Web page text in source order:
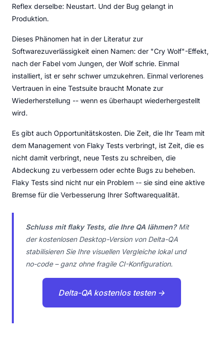
Reflex derselbe: Neustart. Und der Bug gelangt in
Produktion.
Dieses Phänomen hat in der Literatur zur
Softwarezuverlässigkeit einen Namen: der "Cry Wolf"-Effekt,
nach der Fabel vom Jungen, der Wolf schrie. Einmal
installiert, ist er sehr schwer umzukehren. Einmal verlorenes
Vertrauen in eine Testsuite braucht Monate zur
Wiederherstellung -- wenn es überhaupt wiederhergestellt
wird.
Es gibt auch Opportunitätskosten. Die Zeit, die Ihr Team mit
dem Management von Flaky Tests verbringt, ist Zeit, die es
nicht damit verbringt, neue Tests zu schreiben, die
Abdeckung zu verbessern oder echte Bugs zu beheben.
Flaky Tests sind nicht nur ein Problem -- sie sind eine aktive
Bremse für die Verbesserung Ihrer Softwarequalität.
Schluss mit flaky Tests, die Ihre QA lähmen?Mit
der kostenlosen Desktop-Version von Delta-QA
stabilisieren Sie Ihre visuellen Vergleiche lokal und
no-code – ganz ohne fragile CI-Konfiguration.
Delta-QA kostenlos testen →